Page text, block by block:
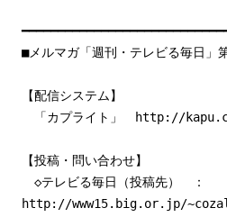
■メルマガ「週刊・テレビる毎日
【配信システム】
「カプライト」 http://
【投稿・問い合わせ】
◇テレビる毎日（投稿先） ：
http://www15.big.or.jp/